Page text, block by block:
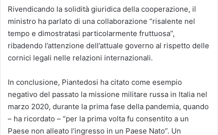
Rivendicando la solidità giuridica della cooperazione, il
ministro ha parlato di una collaborazione “risalente nel
tempo e dimostratasi particolarmente fruttuosa”,
ribadendo l’attenzione dell’attuale governo al rispetto delle
cornici legali nelle relazioni internazionali.
In conclusione, Piantedosi ha citato come esempio
negativo del passato la missione militare russa in Italia nel
marzo 2020, durante la prima fase della pandemia, quando
– ha ricordato – “per la prima volta fu consentito a un
Paese non alleato l’ingresso in un Paese Nato”. Un